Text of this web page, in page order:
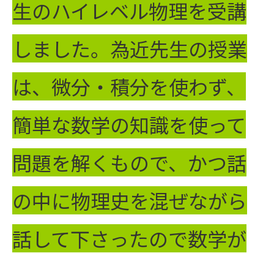
生のハイレベル物理を受講
しました。為近先生の授業
は、微分・積分を使わず、
簡単な数学の知識を使って
問題を解くもので、かつ話
の中に物理史を混ぜながら
話して下さったので数学が